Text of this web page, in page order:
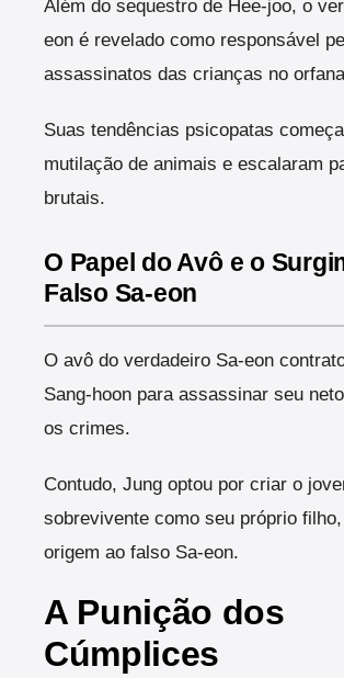
Além do sequestro de Hee-joo, o
eon é revelado como responsável
assassinatos das crianças no
Suas tendências psicopatas
mutilação de animais e escalaram
brutais.
O Papel do Avô e o
Falso Sa-eon
O avô do verdadeiro Sa-eon
Sang-hoon para assassinar seu
os crimes.
Contudo, Jung optou por criar o
sobrevivente como seu próprio
origem ao falso Sa-eon.
A Punição dos
Cúmplices